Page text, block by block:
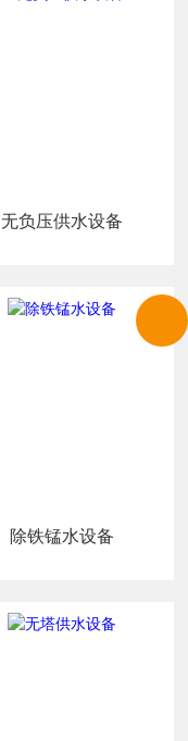
无负压供水设备
除铁锰水设备